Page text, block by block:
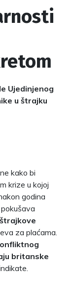
Ujedinjenog
u štrajku
kako bi
krize u kojoj
godina
za plaćama.
britanske